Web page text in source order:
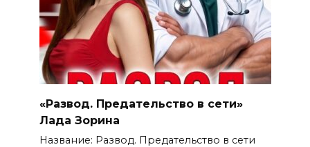
«Развод. Предательство в сети»
Лада Зорина
Название: Развод. Предательство в сети